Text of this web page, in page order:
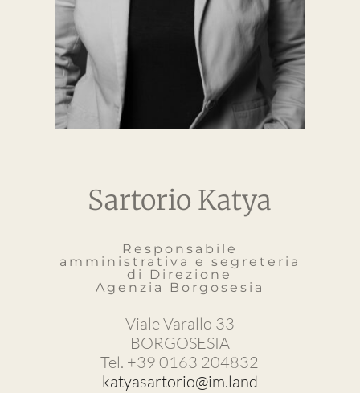
Sartorio Katya
Responsabile
amministrativa e segreteria
di Direzione
Agenzia Borgosesia
Viale Varallo 33
BORGOSESIA
Tel. +39 0163 204832
katyasartorio@im.land